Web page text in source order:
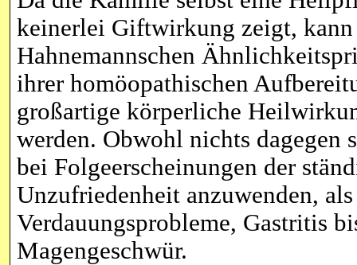
keinerlei Giftwirkung zeigt, kann
Hahnemannschen
ihrer homöopathischen
großartige körperliche
werden. Obwohl nichts dagegen
bei Folgeerscheinungen der
Unzufriedenheit anzuwenden,
Verdauungsprobleme, Gastritis
Magengeschwür.